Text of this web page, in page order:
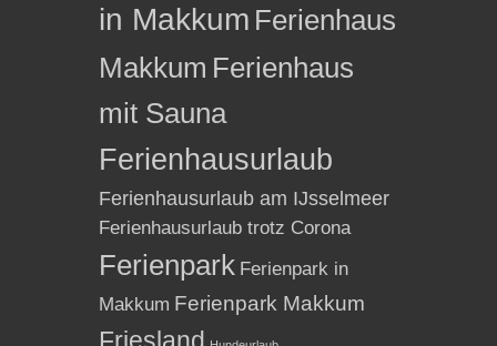
in Makkum Ferienhaus
Makkum Ferienhaus
mit Sauna
Ferienhausurlaub
Ferienhausurlaub am IJsselmeer
Ferienhausurlaub trotz Corona
Ferienpark Ferienpark in
Makkum Ferienpark Makkum
Friesland